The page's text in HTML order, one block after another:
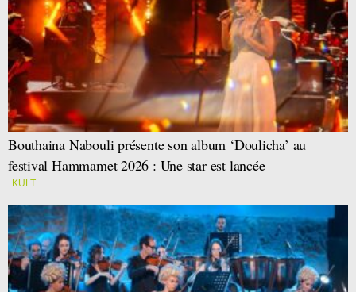
Bouthaina Nabouli présente son album ‘Doulicha’ au
festival Hammamet 2026 : Une star est lancée
KULT